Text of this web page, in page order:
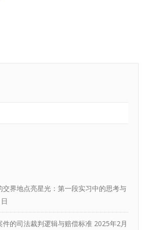
交界地点亮星光：第一段实习中的思考与
件的司法裁判逻辑与赔偿标准 2025年2月